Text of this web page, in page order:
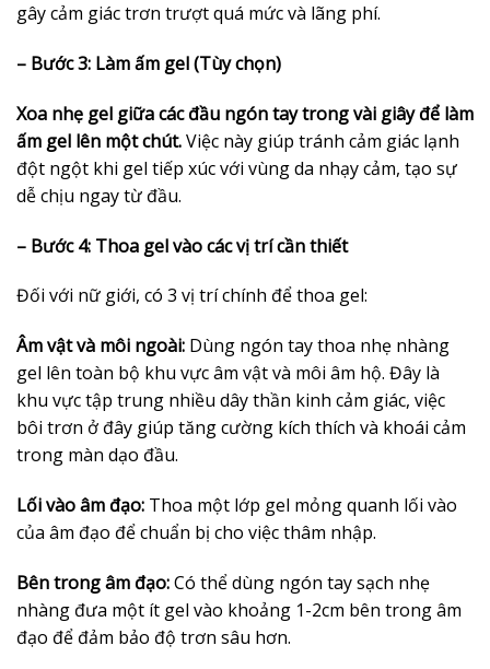
gây cảm giác trơn trượt quá mức và lãng phí.
– Bước 3: Làm ấm gel (Tùy chọn)
Xoa nhẹ gel giữa các đầu ngón tay trong vài giây để làm
ấm gel lên một chút.Việc này giúp tránh cảm giác lạnh
đột ngột khi gel tiếp xúc với vùng da nhạy cảm, tạo sự
dễ chịu ngay từ đầu.
– Bước 4: Thoa gel vào các vị trí cần thiết
Đối với nữ giới, có 3 vị trí chính để thoa gel:
Âm vật và môi ngoài: Dùng ngón tay thoa nhẹ nhàng
gel lên toàn bộ khu vực âm vật và môi âm hộ. Đây là
khu vực tập trung nhiều dây thần kinh cảm giác, việc
bôi trơn ở đây giúp tăng cường kích thích và khoái cảm
trong màn dạo đầu.
Lối vào âm đạo: Thoa một lớp gel mỏng quanh lối vào
của âm đạo để chuẩn bị cho việc thâm nhập.
Bên trong âm đạo:Có thể dùng ngón tay sạch nhẹ
nhàng đưa một ít gel vào khoảng 1-2cm bên trong âm
đạo để đảm bảo độ trơn sâu hơn.